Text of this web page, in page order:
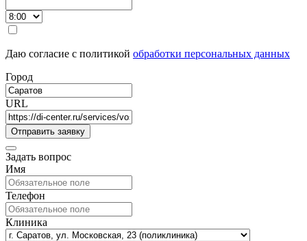
Даю согласие с политикой обработки персональных данных
Город
URL
Задать вопрос
Имя
Телефон
Клиника